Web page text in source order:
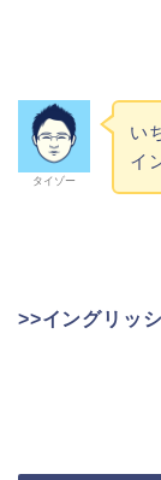
タイゾー
い
イ
>>イングリッ